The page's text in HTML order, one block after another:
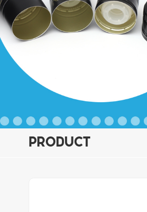
PRODUCT